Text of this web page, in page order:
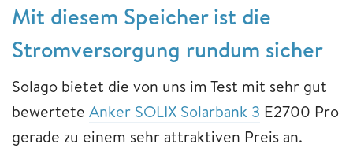
Mit diesem Speicher ist die
Stromversorgung rundum sicher
Solago bietet die von uns im Test mit sehr gut
bewertete Anker SOLIX Solarbank 3 E2700 Pro
gerade zu einem sehr attraktiven Preis an.